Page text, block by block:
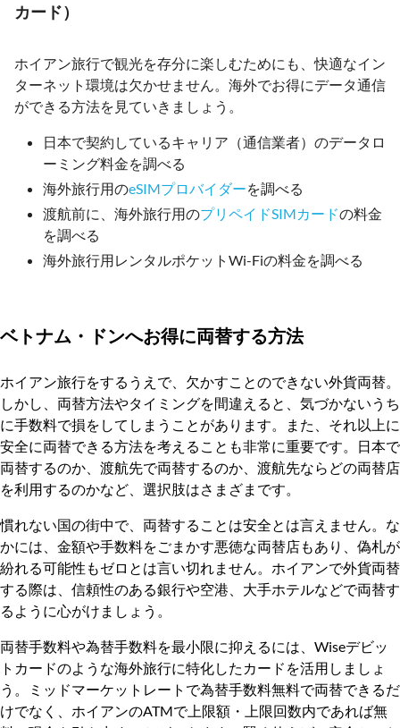
カード）
ホイアン旅行で観光を存分に楽しむためにも、快適なイン
ターネット環境は欠かせません。海外でお得にデータ通信
ができる方法を見ていきましょう。
日本で契約しているキャリア（通信業者）のデータロ
ーミング料金を調べる
海外旅行用のeSIMプロバイダーを調べる
渡航前に、海外旅行用のプリペイドSIMカードの料金
を調べる
海外旅行用レンタルポケットWi-Fiの料金を調べる
ベトナム・ドンへお得に両替する方法
ホイアン旅行をするうえで、欠かすことのできない外貨両替。
しかし、両替方法やタイミングを間違えると、気づかないうち
に手数料で損をしてしまうことがあります。また、それ以上に
安全に両替できる方法を考えることも非常に重要です。日本で
両替するのか、渡航先で両替するのか、渡航先ならどの両替店
を利用するのかなど、選択肢はさまざまです。
慣れない国の街中で、両替することは安全とは言えません。な
かには、金額や手数料をごまかす悪徳な両替店もあり、偽札が
紛れる可能性もゼロとは言い切れません。ホイアンで外貨両替
する際は、信頼性のある銀行や空港、大手ホテルなどで両替す
るように心がけましょう。
両替手数料や為替手数料を最小限に抑えるには、Wiseデビッ
トカードのような海外旅行に特化したカードを活用しましょ
う。ミッドマーケットレートで為替手数料無料で両替できるだ
けでなく、ホイアンのATMで上限額・上限回数内であれば無